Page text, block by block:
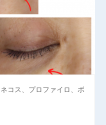
コス、プロファイロ、ボ